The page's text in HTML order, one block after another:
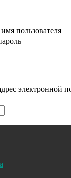
пользователя
электронной